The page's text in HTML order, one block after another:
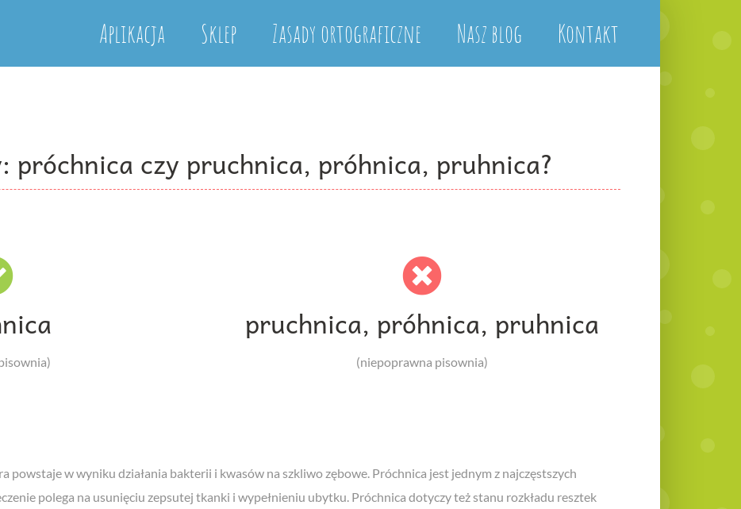
Aplikacja Sklep Zasady ortograficzne Nasz blog Kontakt
próchnica czy pruchnica, próhnica, pruhnica?
pruchnica, próhnica, pruhnica
(niepoprawna pisownia)
powstaje w wyniku działania bakterii i kwasów na szkliwo zębowe. Próchnica jest jednym z najczęstszych
polega na usunięciu zepsutej tkanki i wypełnieniu ubytku. Próchnica dotyczy też stanu rozkładu resztek